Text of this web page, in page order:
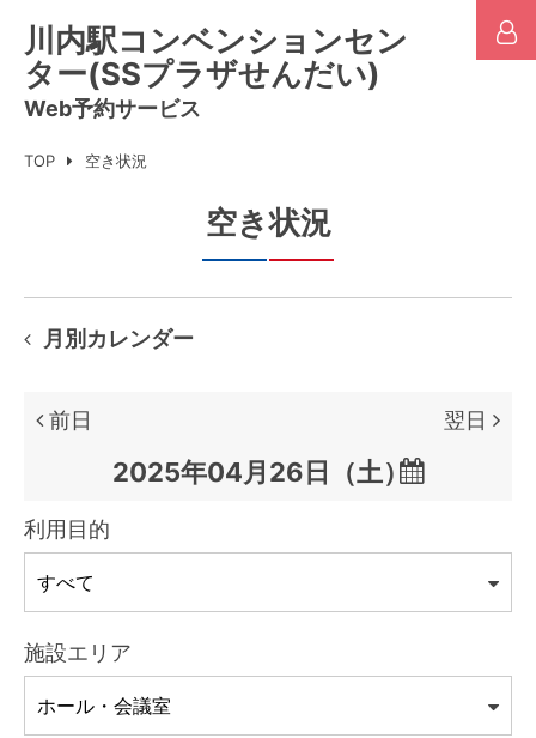
川内駅コンベンションセン
ター(SSプラザせんだい)
Web予約サービス
TOP 空き状況
空き状況
月別カレンダー
前日

翌日
利用目的
施設エリア